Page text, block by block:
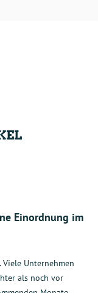
Einordnung im
Unternehmen
als noch vor